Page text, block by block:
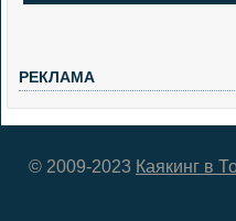
РЕКЛАМА
© 2009-2023 Каякинг в